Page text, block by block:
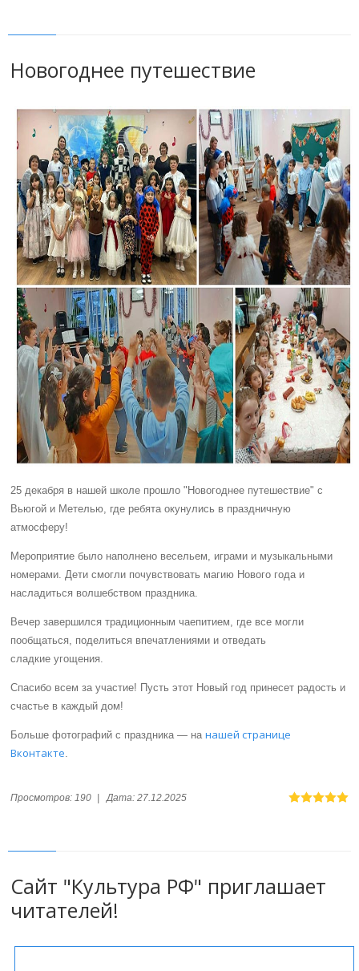
Новогоднее путешествие
25 декабря в нашей школе прошло "Новогоднее путешествие" с
Вьюгой и Метелью, где ребята окунулись в праздничную
атмосферу!
Мероприятие было наполнено весельем, играми и музыкальными
номерами. Дети смогли почувствовать магию Нового года и
насладиться волшебством праздника.
Вечер завершился традиционным чаепитием, где все могли
пообщаться, поделиться впечатлениями и отведать
сладкие угощения.
Спасибо всем за участие! Пусть этот Новый год принесет радость и
счастье в каждый дом!
Больше фотографий с праздника — на нашей странице
Вконтакте.
Просмотров: 190 Дата: 27.12.2025
Сайт "Культура РФ" приглашает
читателей!